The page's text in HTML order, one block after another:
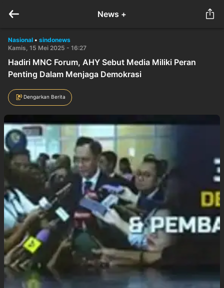
News +
Nasional • sindonews
Kamis, 15 Mei 2025 - 16:27
Hadiri MNC Forum, AHY Sebut Media Miliki Peran
Penting Dalam Menjaga Demokrasi
Dengarkan Berita